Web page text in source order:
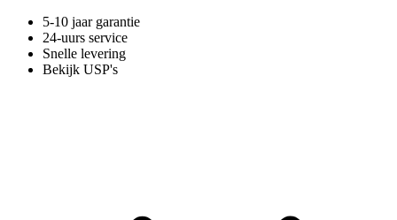
5-10 jaar garantie
24-uurs service
Snelle levering
Bekijk USP's